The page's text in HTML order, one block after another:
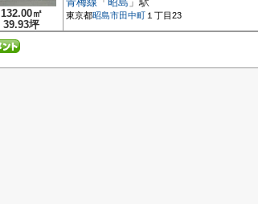
132.00㎡
39.93坪
東京都昭島市田中町 １丁目23